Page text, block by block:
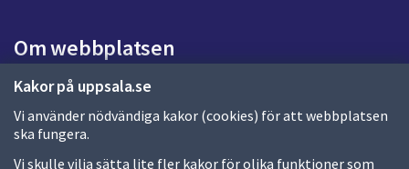
Kakor på uppsala.se
Vi använder nödvändiga kakor (cookies) för att webbplatsen
ska fungera.
Vi skulle vilja sätta lite fler kakor för olika funktioner som
d
a
Om webbplatsen
Om webbplatsen
Allmänna handlingar och diarium
Behandling av personuppgifter